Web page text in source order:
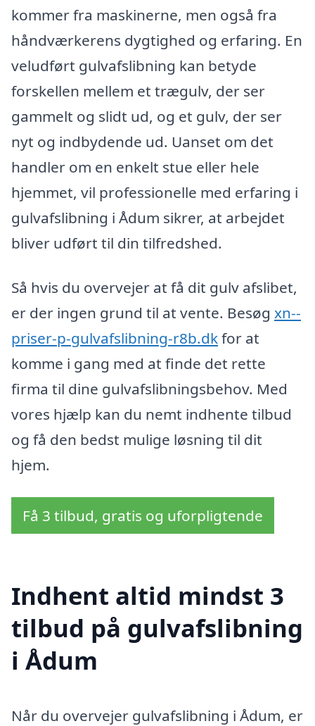
kommer fra maskinerne, men også fra
håndværkerens dygtighed og erfaring. En
veludført gulvafslibning kan betyde
forskellen mellem et trægulv, der ser
gammelt og slidt ud, og et gulv, der ser
nyt og indbydende ud. Uanset om det
handler om en enkelt stue eller hele
hjemmet, vil professionelle med erfaring i
gulvafslibning i Ådum sikrer, at arbejdet
bliver udført til din tilfredshed.
Så hvis du overvejer at få dit gulv afslibet,
er der ingen grund til at vente. Besøg xn--
priser-p-gulvafslibning-r8b.dkfor at
komme i gang med at finde det rette
firma til dine gulvafslibningsbehov. Med
vores hjælp kan du nemt indhente tilbud
og få den bedst mulige løsning til dit
hjem.
Få 3 tilbud, gratis og uforpligtende
Indhent altid mindst 3
tilbud på gulvafslibning
i Ådum
Når du overvejer gulvafslibning i Ådum, er